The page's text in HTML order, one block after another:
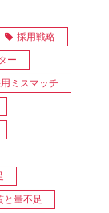
採用戦略
ー
ミスマッチ
と量不足